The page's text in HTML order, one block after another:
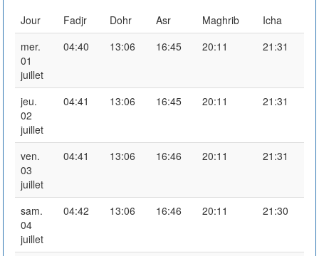
Jour Fadjr Dohr Asr Maghrib
Icha
mer.
01
juillet
04:40 13:06 16:45 20:11 21:31
jeu.
02
juillet
04:41 13:06 16:45 20:11 21:31
ven.
03
juillet
04:41 13:06 16:46 20:11 21:31
sam.
04
juillet
04:42 13:06 16:46 20:11 21:30